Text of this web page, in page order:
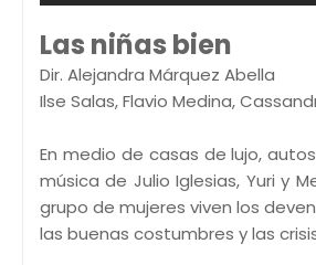
Las niñas bien
Dir. Alejandra Márquez Abella
Ilse Salas, Flavio Medina,
En medio de casas de lujo,
música de Julio Iglesias, Yuri y
grupo de mujeres viven los
las buenas costumbres y las